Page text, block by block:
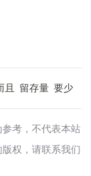
且 留存量 要少
参考，不代表本站
权，请联系我们